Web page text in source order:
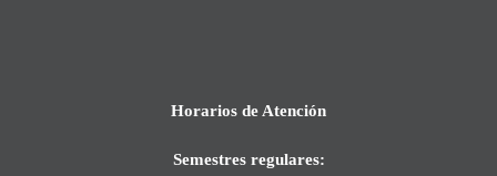
Horarios de Atención
Semestres regulares: